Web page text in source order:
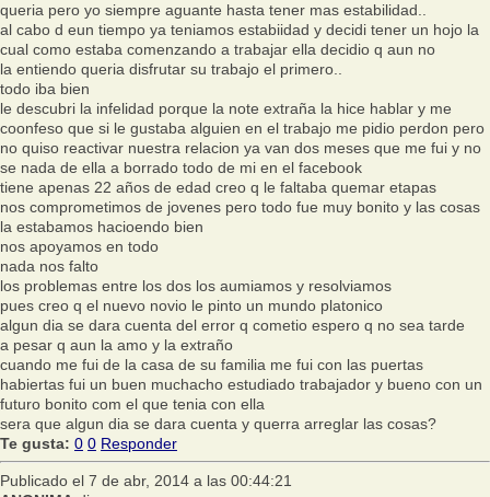
queria pero yo siempre aguante hasta tener mas estabilidad..
al cabo d eun tiempo ya teniamos estabiidad y decidi tener un hojo la
cual como estaba comenzando a trabajar ella decidio q aun no
la entiendo queria disfrutar su trabajo el primero..
todo iba bien
le descubri la infelidad porque la note extraña la hice hablar y me
coonfeso que si le gustaba alguien en el trabajo me pidio perdon pero
no quiso reactivar nuestra relacion ya van dos meses que me fui y no
se nada de ella a borrado todo de mi en el facebook
tiene apenas 22 años de edad creo q le faltaba quemar etapas
nos comprometimos de jovenes pero todo fue muy bonito y las cosas
la estabamos hacioendo bien
nos apoyamos en todo
nada nos falto
los problemas entre los dos los aumiamos y resolviamos
pues creo q el nuevo novio le pinto un mundo platonico
algun dia se dara cuenta del error q cometio espero q no sea tarde
a pesar q aun la amo y la extraño
cuando me fui de la casa de su familia me fui con las puertas
habiertas fui un buen muchacho estudiado trabajador y bueno con un
futuro bonito com el que tenia con ella
sera que algun dia se dara cuenta y querra arreglar las cosas?
Te gusta: 0 0 Responder
Publicado el 7 de abr, 2014 a las 00:44:21